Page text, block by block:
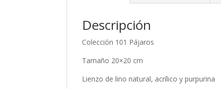
Descripción
Colección 101 Pájaros
Tamaño 20×20 cm
Lienzo de lino natural, acrílico y purpurina